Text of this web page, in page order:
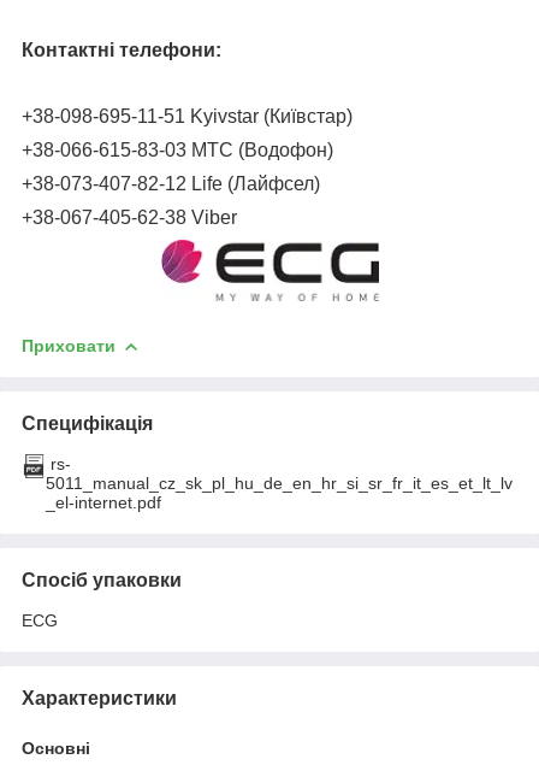
Контактні телефони:
+38-098-695-11-51 Kyivstar (Київстар)
+38-066-615-83-03 МТС (Водофон)
+38-073-407-82-12 Life (Лайфсел)
+38-067-405-62-38 Viber
Приховати
Специфікація
rs-
5011_manual_cz_sk_pl_hu_de_en_hr_si_sr_fr_it_es_et_lt_lv
_el-internet.pdf
Спосіб упаковки
ECG
Характеристики
Основні